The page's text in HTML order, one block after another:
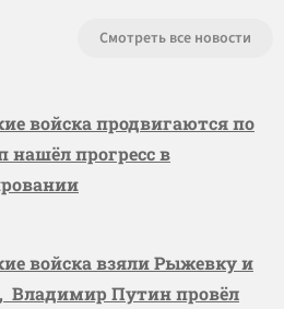
Смотреть все новости
войска продвигаются по
прогресс в
войска взяли Рыжевку и
Владимир Путин провёл